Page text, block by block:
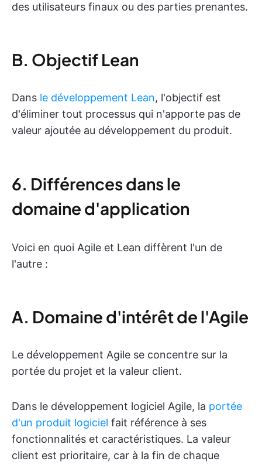
des utilisateurs finaux ou des parties prenantes.
B. Objectif Lean
Dans le développement Lean, l'objectif est
d'éliminer tout processus qui n'apporte pas de
valeur ajoutée au développement du produit.
6. Différences dans le
domaine d'application
Voici en quoi Agile et Lean diffèrent l'un de
l'autre :
A. Domaine d'intérêt de l'Agile
Le développement Agile se concentre sur la
portée du projet et la valeur client.
Dans le développement logiciel Agile, la portée
d'un produit logiciel fait référence à ses
fonctionnalités et caractéristiques. La valeur
client est prioritaire, car à la fin de chaque